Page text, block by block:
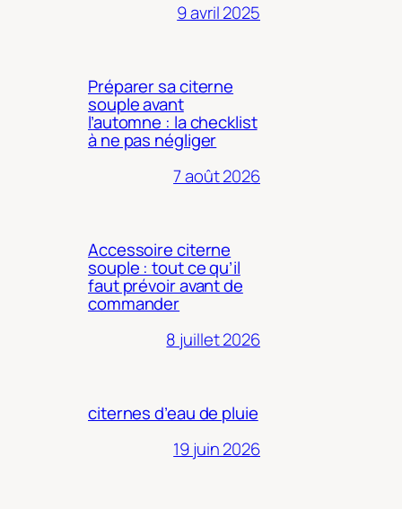
9 avril 2025
Préparer sa citerne
souple avant
l’automne : la checklist
à ne pas négliger
7 août 2026
Accessoire citerne
souple : tout ce qu’il
faut prévoir avant de
commander
8 juillet 2026
citernes d’eau de pluie
19 juin 2026